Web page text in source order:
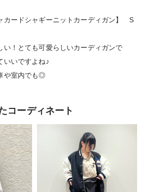
カードシャギーニットカーディガン】 S
い！とても可愛らしいカーディガンで
いいですよね♪
や室内でも◎
コーディネート